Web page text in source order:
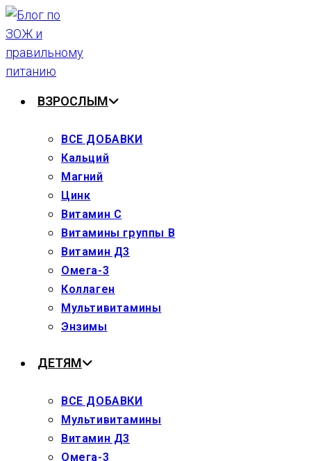
Перейти
к
содержимому
ВЗРОСЛЫМ
ВСЕ ДОБАВКИ
Кальций
Магний
Цинк
Витамин С
Витамины группы В
Витамин Д3
Омега-3
Коллаген
Мультивитамины
Энзимы
ДЕТЯМ
ВСЕ ДОБАВКИ
Мультивитамины
Витамин Д3
Омега-3